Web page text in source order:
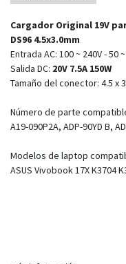
Cargador Original 19V
DS96 4.5x3.0mm
Entrada AC: 100 ~ 240V - 50
Salida DC: 20V 7.5A 150W
Tamaño del conector: 4.5 x
Número de parte
A19-090P2A, ADP-90YD B,
Modelos de laptop
ASUS Vivobook 17X K3704